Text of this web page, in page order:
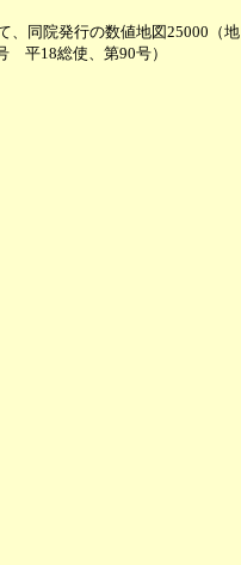
、同院発行の数値地図25000（地
平18総使、第90号）